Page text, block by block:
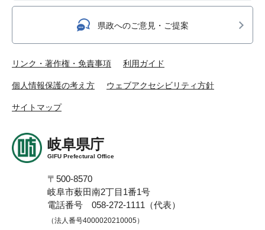
県政へのご意見・ご提案
リンク・著作権・免責事項 利用ガイド
個人情報保護の考え方 ウェブアクセシビリティ方針
サイトマップ
岐阜県庁
GIFU Prefectural Office
〒500-8570
岐阜市薮田南2丁目1番1号
電話番号 058-272-1111（代表）
（法人番号4000020210005）